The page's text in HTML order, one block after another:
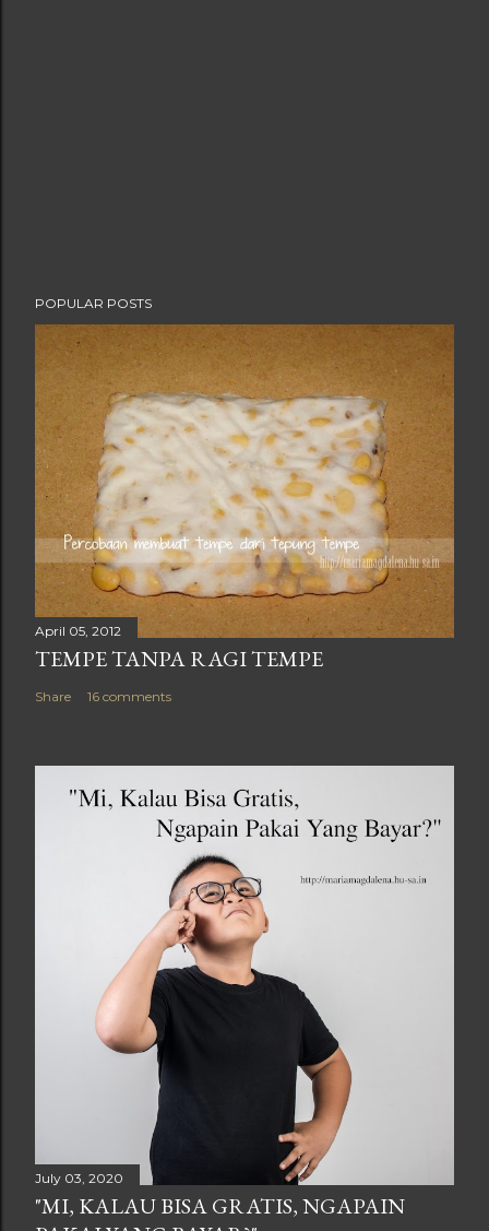
POPULAR POSTS
April 05, 2012
TEMPE TANPA RAGI TEMPE
Share 16 comments
July 03, 2020
"MI, KALAU BISA GRATIS, NGAPAIN